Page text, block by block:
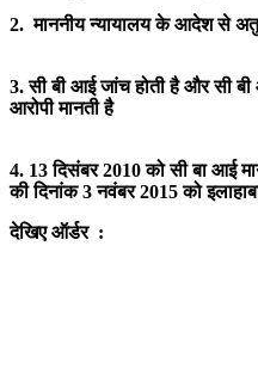
2. माननीय न्यायालय के आदेश से
3. सी बी आई जांच होती है और सी
आरोपी मानती है
4. 13 दिसंबर 2010 को सी बा आई
की दिनांक 3 नवंबर 2015 को
देखिए ऑर्डर :